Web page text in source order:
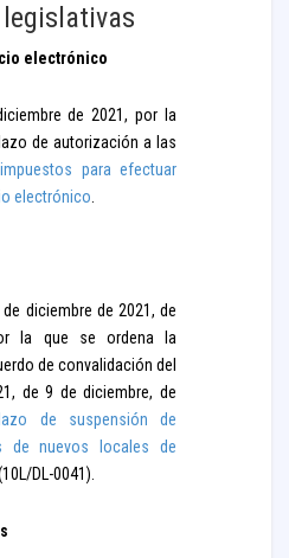
legislativas
electrónico
de 2021, por la
de autorización a las
para efectuar
electrónico
de diciembre de 2021, de
la que se ordena la
de convalidación del
de 9 de diciembre, de
de suspensión de
de nuevos locales de
DL-0041).